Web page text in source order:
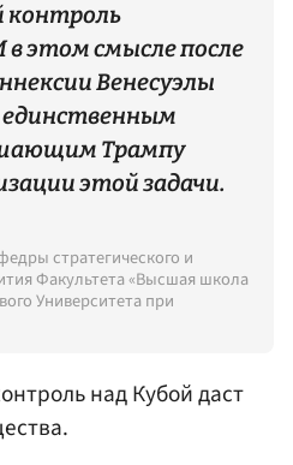
контроль
этом смысле после
Венесуэлы
единственным
Трампу
этой задачи.
стратегического и
Факультета «Высшая школа
Университета при
над Кубой даст